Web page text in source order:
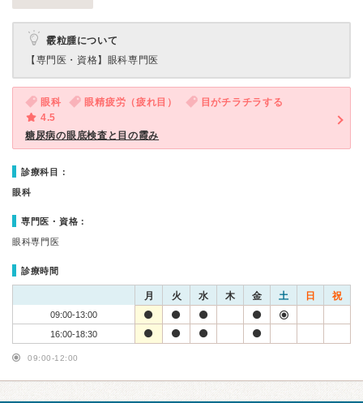
霰粒腫について
【専門医・資格】 眼科専門医
眼科 眼精疲労（疲れ目）
目がチラチラする
4.5
糖尿病の眼底検査と目の霞み
診療科目：
眼科
専門医・資格：
眼科専門医
診療時間
月 火 水 木 金 土 日 祝
09:00-13:00
16:00-18:30
09:00-12:00